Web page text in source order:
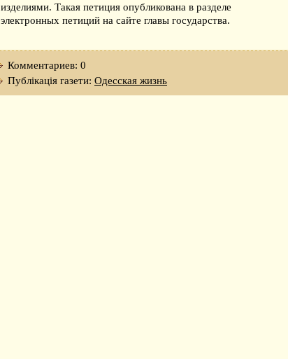
изделиями. Такая петиция опубликована в разделе
электронных петиций на сайте главы государства.
Комментариев: 0
Публікація газети: Одесская жизнь